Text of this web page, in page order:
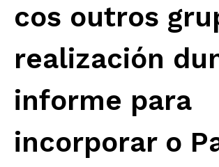
cos outros
realización
informe para
incorporar o